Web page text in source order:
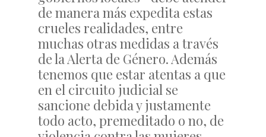
de manera más expedita estas
crueles realidades, entre
muchas otras medidas a través
de la Alerta de Género. Además
tenemos que estar atentas a que
en el circuito judicial se
sancione debida y justamente
todo acto, premeditado o no, de